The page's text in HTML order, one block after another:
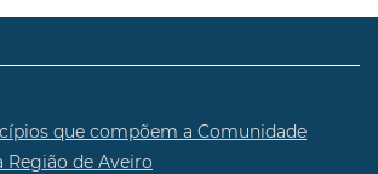
que compõem a Comunidade
de Aveiro